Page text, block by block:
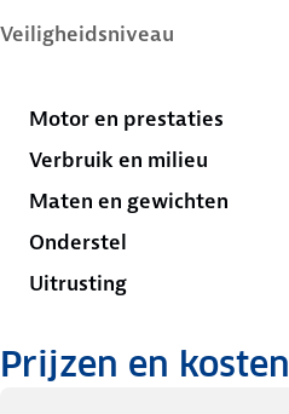
Veiligheidsniveau
Motor en prestaties
Verbruik en milieu
Maten en gewichten
Onderstel
Uitrusting
Prijzen en kosten